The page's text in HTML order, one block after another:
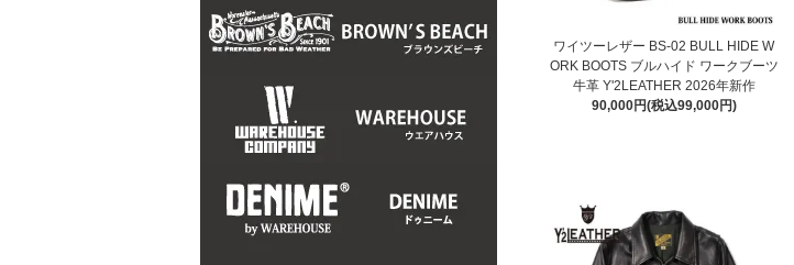
ワイツーレザー BS-02 BULL HIDE W
ORK BOOTS ブルハイド ワークブーツ
牛革 Y'2LEATHER 2026年新作
90,000円(税込99,000円)